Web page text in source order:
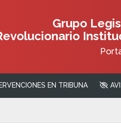
Grupo
EN TRIBUNA